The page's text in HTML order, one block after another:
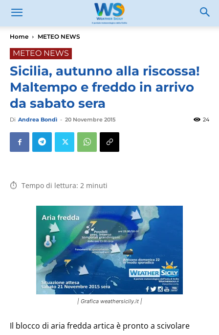
Home METEO NEWS
METEO NEWS
Sicilia, autunno alla riscossa!
Maltempo e freddo in arrivo
da sabato sera
Di Andrea Bondì - 20 Novembre 2015 24
Tempo di lettura: 2 minuti
| Grafica weathersicily.it |
Il blocco di aria fredda artica è pronto a scivolare